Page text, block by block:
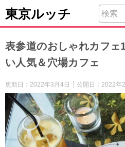
東京ルッチ
表参道のおしゃれカフェ
い人気＆穴場カフェ
更新日： 2022年3月4日 公開日： 2022年